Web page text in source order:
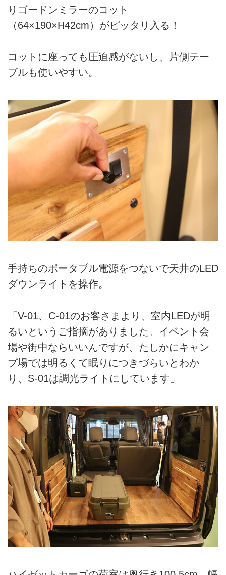
りゴードンミラーのコット
（64×190×H42cm）がピッタリ入る！
コットに座っても圧迫感がないし、片側テー
ブルも使いやすい。
手持ちのポータブル電源をつないで天井のLED
ダウンライトを操作。
「V-01、C-01のお客さまより、室内LEDが明
るいというご指摘がありました。イベント会
場や街中ならいいんですが、たしかにキャン
プ場では明るくて眠りにつきづらいとわか
り、S-01は調光ライトにしています」